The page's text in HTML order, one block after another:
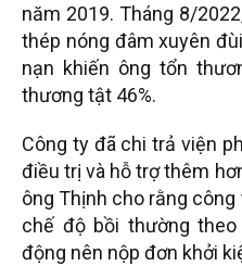
năm 2019. Tháng 8/
thép nóng đâm xuyên
nạn khiến ông tổn
thương tật 46%.
Công ty đã chi trả viện
điều trị và hỗ trợ thêm
ông Thịnh cho rằng
chế độ bồi thường
động nên nộp đơn khởi